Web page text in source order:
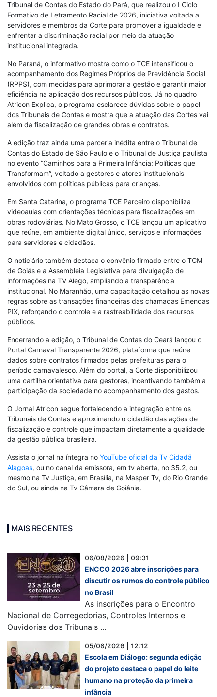
Tribunal de Contas do Estado do Pará, que realizou o I Ciclo
Formativo de Letramento Racial de 2026, iniciativa voltada a
servidores e membros da Corte para promover a igualdade e
enfrentar a discriminação racial por meio da atuação
institucional integrada.
No Paraná, o informativo mostra como o TCE intensificou o
acompanhamento dos Regimes Próprios de Previdência Social
(RPPS), com medidas para aprimorar a gestão e garantir maior
eficiência na aplicação dos recursos públicos. Já no quadro
Atricon Explica, o programa esclarece dúvidas sobre o papel
dos Tribunais de Contas e mostra que a atuação das Cortes vai
além da fiscalização de grandes obras e contratos.
A edição traz ainda uma parceria inédita entre o Tribunal de
Contas do Estado de São Paulo e o Tribunal de Justiça paulista
no evento “Caminhos para a Primeira Infância: Políticas que
Transformam”, voltado a gestores e atores institucionais
envolvidos com políticas públicas para crianças.
Em Santa Catarina, o programa TCE Parceiro disponibiliza
videoaulas com orientações técnicas para fiscalizações em
obras rodoviárias. No Mato Grosso, o TCE lançou um aplicativo
que reúne, em ambiente digital único, serviços e informações
para servidores e cidadãos.
O noticiário também destaca o convênio firmado entre o TCM
de Goiás e a Assembleia Legislativa para divulgação de
informações na TV Alego, ampliando a transparência
institucional. No Maranhão, uma capacitação detalhou as novas
regras sobre as transações financeiras das chamadas Emendas
PIX, reforçando o controle e a rastreabilidade dos recursos
públicos.
Encerrando a edição, o Tribunal de Contas do Ceará lançou o
Portal Carnaval Transparente 2026, plataforma que reúne
dados sobre contratos firmados pelas prefeituras para o
período carnavalesco. Além do portal, a Corte disponibilizou
uma cartilha orientativa para gestores, incentivando também a
participação da sociedade no acompanhamento dos gastos.
O Jornal Atricon segue fortalecendo a integração entre os
Tribunais de Contas e aproximando o cidadão das ações de
fiscalização e controle que impactam diretamente a qualidade
da gestão pública brasileira.
Assista o jornal na íntegra no YouTube oficial da Tv Cidadã
Alagoas, ou no canal da emissora, em tv aberta, no 35.2, ou
mesmo na Tv Justiça, em Brasília, na Masper Tv, do Rio Grande
do Sul, ou ainda na Tv Câmara de Goiânia.
MAIS RECENTES
06/08/2026 | 09:31
ENCCO 2026 abre inscrições para
discutir os rumos do controle público
no Brasil
As inscrições para o Encontro
Nacional de Corregedorias, Controles Internos e
Ouvidorias dos Tribunais ...
05/08/2026 | 12:12
Escola em Diálogo: segunda edição
do projeto destaca o papel do leite
humano na proteção da primeira
infância